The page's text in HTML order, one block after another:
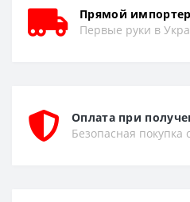
Прямой импортер
Первые руки в
Оплата при
Безопасная покупка